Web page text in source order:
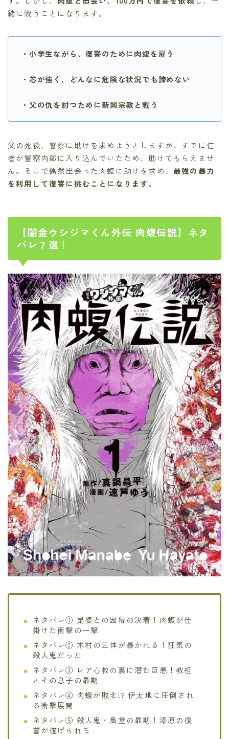
緒に戦うことになります。
・小学生ながら、復讐のために肉蝮を雇う
・芯が強く、どんなに危険な状況でも諦めない
・父の仇を討つために新興宗教と戦う
父の死後、警察に助けを求めようとしますが、すでに信
者が警察内部に入り込んでいたため、助けてもらえませ
ん。そこで偶然出会った肉蝮に助けを求め、 最強の暴力
を利用して復讐に挑むことになります。
【闇金ウシジマくん外伝 肉蝮伝説】ネタ
バレ７選！
ネタバレ① 毘婆との因縁の決着！肉蝮が仕
掛けた衝撃の一撃
ネタバレ② 木村の正体が暴かれる！狂気の
殺人鬼だった
ネタバレ③ レア心教の裏に潜む巨悪！教祖
とその息子の最期
ネタバレ④ 肉蝮が敗北!? 伊太地に圧倒され
る衝撃展開
ネタバレ⑤ 殺人鬼・梟堂の最期！漆原の復
讐が遂げられる